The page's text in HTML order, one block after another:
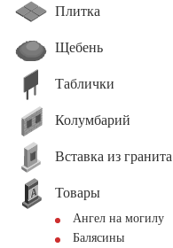
Плитка
Щебень
Таблички
Колумбарий
Вставка из гранита
Товары
Ангел на могилу
Балясины